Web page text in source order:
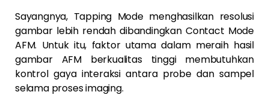
Sayangnya, Tapping Mode menghasilkan resolusi
gambar lebih rendah dibandingkan Contact Mode
AFM. Untuk itu, faktor utama dalam meraih hasil
gambar AFM berkualitas tinggi membutuhkan
kontrol gaya interaksi antara probe dan sampel
selama proses imaging.